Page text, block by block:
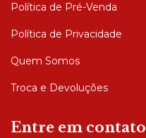
Política de Pré-Venda
Política de Privacidade
Quem Somos
Troca e Devoluções
Entre em contato